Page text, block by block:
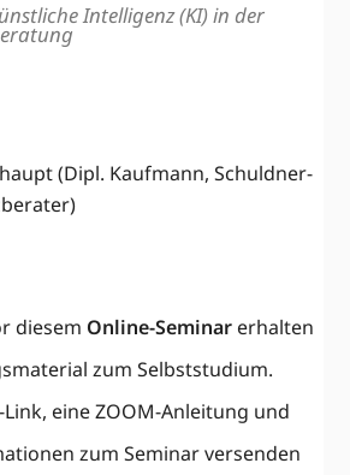
Intelligenz (KI) in der
(Dipl. Kaufmann,Schuldner-
diesem Online-Seminar erhalten
zum Selbststudium.
Link, eine ZOOM-Anleitung und
zum Seminar versenden